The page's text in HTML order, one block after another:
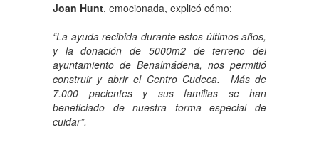
Joan Hunt, emocionada, explicó cómo:
“La ayuda recibida durante estos últimos años,
y la donación de 5000m2 de terreno del
ayuntamiento de Benalmádena, nos permitió
construir y abrir el Centro Cudeca. Más de
7.000 pacientes y sus familias se han
beneficiado de nuestra forma especial de
cuidar”.